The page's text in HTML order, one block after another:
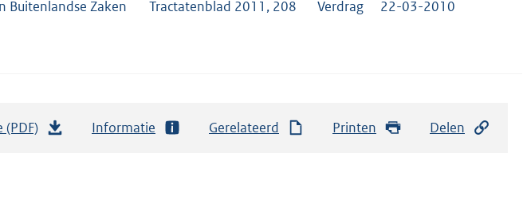
Buitenlandse Zaken Tractatenblad 2011, 208 Verdrag 22-03-2010
(PDF) Informatie Gerelateerd Printen Delen